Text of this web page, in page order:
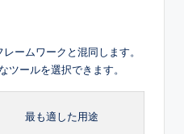
ームワークと混同します。
ツールを選択できます。
最も適した用途